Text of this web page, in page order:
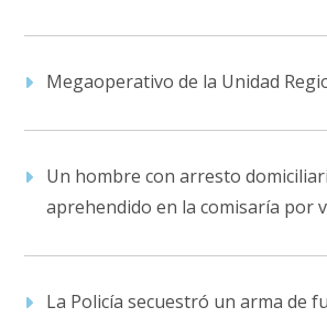
Megaoperativo de la Unidad
Un hombre con arresto
aprehendido en la comisaría por
La Policía secuestró un arma de